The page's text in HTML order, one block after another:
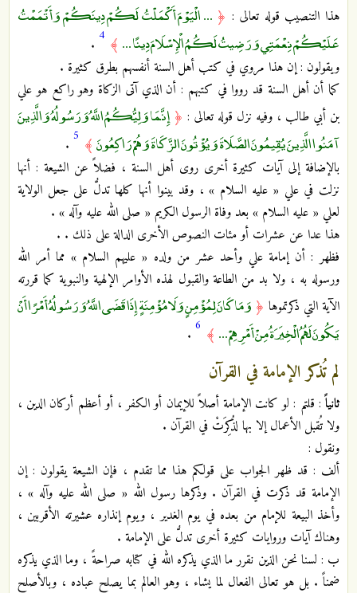
هذا التنصيب قوله تعالى : ﴿ ... الْيَوْمَ أَكْمَلْتُ لَكُمْ دِينَكُمْ وَأَتْمَمْتُ
عَلَيْكُمْ نِعْمَتِي وَرَضِيتُ لَكُمُ الْإِسْلَامَ دِينًا ... ﴾ 4
.
ويقولون : إن هذا مروي في كتب أهل السنة أنفسهم بطرق كثيرة .
كما أن أهل السنة قد رووا في كتبهم : أن الذي آتى الزكاة وهو راكع هو علي
بن أبي طالب ، وفيه نزل قوله تعالى : ﴿ إِنَّمَا وَلِيُّكُمُ اللَّهُ وَرَسُولُهُ وَالَّذِينَ
آمَنُوا الَّذِينَ يُقِيمُونَ الصَّلَاةَ وَيُؤْتُونَ الزَّكَاةَ وَهُمْ رَاكِعُونَ ﴾ 5
.
بالإضافة إلى آيات كثيرة أخرى روى أهل السنة ، فضلاً عن الشيعة : أنها
نزلت في علي « عليه السلام » ، وقد بينوا أنها كلها تدلُّ على جعل الولاية
لعلي « عليه السلام » بعد وفاة الرسول الكريم « صلى الله عليه وآله » .
هذا عدا عن عشرات أو مئات النصوص الأخرى الدالة على ذلك . .
فظهر : أن إمامة علي وأحد عشر من ولده « عليهم السلام » مما أمر الله
ورسوله به ، ولا بد من الطاعة والقبول لهذه الأوامر الإلهية والنبوية كما قررته
الآية التي ذكرتموها ﴿ وَمَا كَانَ لِمُؤْمِنٍ وَلَا مُؤْمِنَةٍ إِذَا قَضَى اللَّهُ وَرَسُولُهُ أَمْرًا أَنْ
يَكُونَ لَهُمُ الْخِيَرَةُ مِنْ أَمْرِهِمْ ... ﴾ 6
.
لم تُذكر الإمامة في القرآن
ثانياً: قلتم : لو كانت الإمامة أصلاً للإيمان أو الكفر ، أو أعظم أركان الدين ،
ولا تُقبل الأعمال إلا بها لذُكِرَتْ في القرآن .
ونقول :
ألف : قد ظهر الجواب على قولكم هذا مما تقدم ، فإن الشيعة يقولون : إن
الإمامة قد ذكرت في القرآن . وذكرها رسول الله « صلى الله عليه وآله » ،
وأخذ البيعة للإمام من بعده في يوم الغدير ، ويوم إنذاره عشيرته الأقربين ،
وهناك آيات وروايات كثيرة أخرى تدلُّ على الإمامة .
ب : لسنا نحن الذين نقرر ما الذي يذكره الله في كتابه صراحةً ، وما الذي يذكره
ضمناً . بل هو تعالى الفعال لما يشاء ، وهو العالم بما يصلح عباده ، وبالأصلح